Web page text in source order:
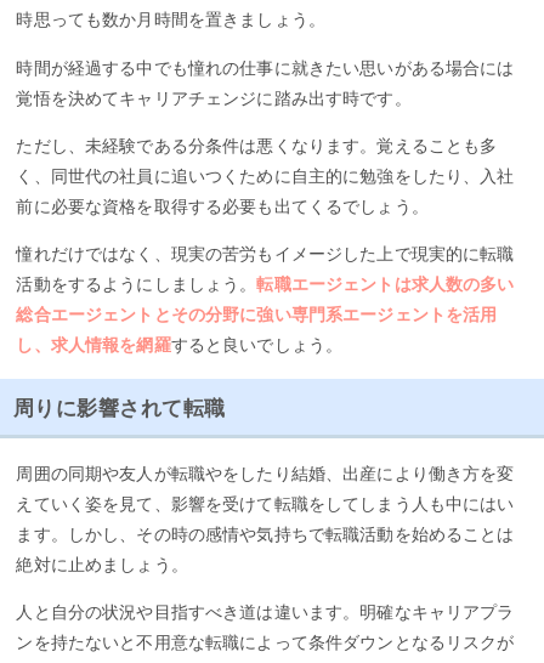
時思っても数か月時間を置きましょう。
時間が経過する中でも憧れの仕事に就きたい思いがある場合には
覚悟を決めてキャリアチェンジに踏み出す時です。
ただし、未経験である分条件は悪くなります。覚えることも多
く、同世代の社員に追いつくために自主的に勉強をしたり、入社
前に必要な資格を取得する必要も出てくるでしょう。
憧れだけではなく、現実の苦労もイメージした上で現実的に転職
活動をするようにしましょう。転職エージェントは求人数の多い
総合エージェントとその分野に強い専門系エージェントを活用
し、求人情報を網羅すると良いでしょう。
周りに影響されて転職
周囲の同期や友人が転職やをしたり結婚、出産により働き方を変
えていく姿を見て、影響を受けて転職をしてしまう人も中にはい
ます。しかし、その時の感情や気持ちで転職活動を始めることは
絶対に止めましょう。
人と自分の状況や目指すべき道は違います。明確なキャリアプラ
ンを持たないと不用意な転職によって条件ダウンとなるリスクが